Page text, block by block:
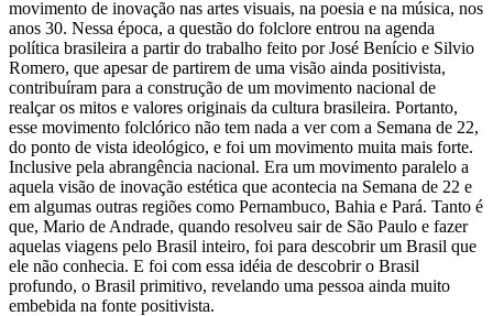
movimento de inovação nas artes visuais, na poesia e na música, nos
anos 30. Nessa época, a questão do folclore entrou na agenda
política brasileira a partir do trabalho feito por José Benício e Silvio
Romero, que apesar de partirem de uma visão ainda positivista,
contribuíram para a construção de um movimento nacional de
realçar os mitos e valores originais da cultura brasileira. Portanto,
esse movimento folclórico não tem nada a ver com a Semana de 22,
do ponto de vista ideológico, e foi um movimento muita mais forte.
Inclusive pela abrangência nacional. Era um movimento paralelo a
aquela visão de inovação estética que acontecia na Semana de 22 e
em algumas outras regiões como Pernambuco, Bahia e Pará. Tanto é
que, Mario de Andrade, quando resolveu sair de São Paulo e fazer
aquelas viagens pelo Brasil inteiro, foi para descobrir um Brasil que
ele não conhecia. E foi com essa idéia de descobrir o Brasil
profundo, o Brasil primitivo, revelando uma pessoa ainda muito
embebida na fonte positivista.